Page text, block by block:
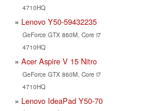
4710HQ
Lenovo Y50-59432235
GeForce GTX 860M, Core i7
4710HQ
Acer Aspire V 15 Nitro
GeForce GTX 860M, Core i7
4710HQ
Lenovo IdeaPad Y50-70